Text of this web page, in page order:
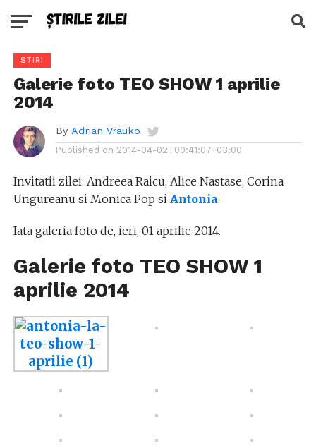
STIRI
Galerie foto TEO SHOW 1 aprilie
2014
By Adrian Vrauko
Published on 2014-04-02T00:41:07+03:00
Invitatii zilei: Andreea Raicu, Alice Nastase, Corina
Ungureanu si Monica Pop si Antonia.
Iata galeria foto de, ieri, 01 aprilie 2014.
Galerie foto TEO SHOW 1
aprilie 2014